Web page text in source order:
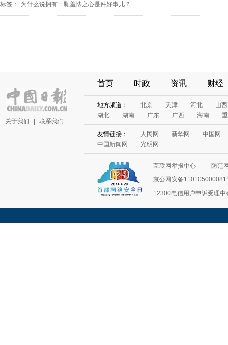
标签： 为什么说拥有一颗羞怯之心是件好事儿？
关于我们 联系我们
首页 时政 资讯 财经
地方频道： 北京 天津 河北
山西
湖北
湖南 广东 广西 海南
友情链接： 人民网 新华网
中国网
中国新闻网
光明网
互联网举报中心
防范
京公网安备110105000081
12300电信用户申诉受理中